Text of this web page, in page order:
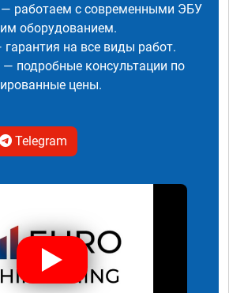
— работаем с современными ЭБУ
оборудованием.
на все виды работ.
— подробные консультации по
цены.
Telegram